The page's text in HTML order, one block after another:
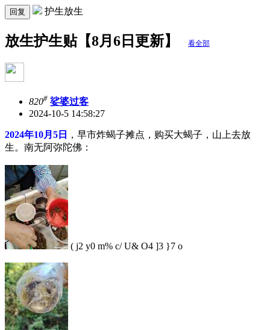
回复 护生放生
放生护生贴【8月6日更新】 看全部
820# 娑婆过客
2024-10-5 14:58:27
2024年10月5日
，早市炸蝎子摊点，购买大蝎子，山上去放
生。南无阿弥陀佛：
( j2 y0 m% c/ U& O4 ]3 }7 o